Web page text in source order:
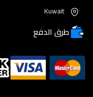
Kuwait
طرق الدفع